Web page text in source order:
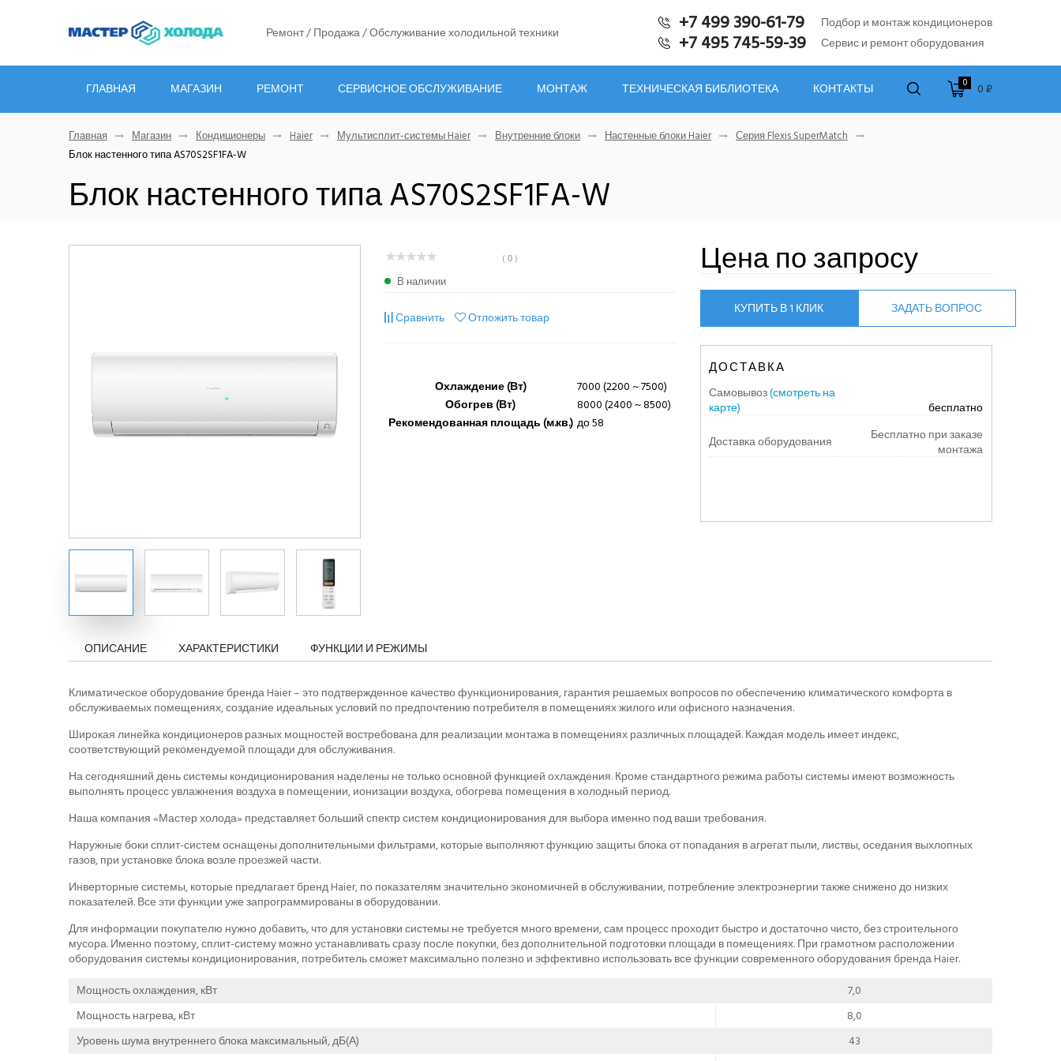
Ремонт / Продажа / Обслуживание холодильной техники +7 499 390-61-79 Подбор и монтаж кондиционеров
+7 495 745-59-39 Сервис и ремонт оборудования
ГЛАВНАЯ МАГАЗИН РЕМОНТ СЕРВИСНОЕ ОБСЛУЖИВАНИЕ МОНТАЖ ТЕХНИЧЕСКАЯ БИБЛИОТЕКА КОНТАКТЫ 0 0 ₽
Главная Магазин Кондиционеры Haier Мультисплит-системы Haier Внутренние блоки Настенные блоки Haier
Серия Flexis SuperMatch
Блок настенного типа AS70S2SF1FA-W
Блок настенного типа AS70S2SF1FA-W
( 0 )
В наличии
Сравнить Отложить товар
Охлаждение (Вт)
7000 (2200 ~ 7500)
Обогрев (Вт)
8000 (2400 ~ 8500)
Рекомендованная площадь (м.кв.) до 58
Цена по запросу
КУПИТЬ В 1 КЛИК ЗАДАТЬ ВОПРОС
ДОСТАВКА
Самовывоз(смотреть на
карте)
бесплатно
Доставка оборудования
Бесплатно при заказе
монтажа
ОПИСАНИЕ ХАРАКТЕРИСТИКИ ФУНКЦИИ И РЕЖИМЫ
Климатическое оборудование бренда Haier – это подтвержденное качество функционирования, гарантия решаемых вопросов по обеспечению климатического комфорта в
обслуживаемых помещениях, создание идеальных условий по предпочтению потребителя в помещениях жилого или офисного назначения.
Широкая линейка кондиционеров разных мощностей востребована для реализации монтажа в помещениях различных площадей. Каждая модель имеет индекс,
соответствующий рекомендуемой площади для обслуживания.
На сегодняшний день системы кондиционирования наделены не только основной функцией охлаждения. Кроме стандартного режима работы системы имеют возможность
выполнять процесс увлажнения воздуха в помещении, ионизации воздуха, обогрева помещения в холодный период.
Наша компания «Мастер холода» представляет больший спектр систем кондиционирования для выбора именно под ваши требования.
Наружные боки сплит-систем оснащены дополнительными фильтрами, которые выполняют функцию защиты блока от попадания в агрегат пыли, листвы, оседания выхлопных
газов, при установке блока возле проезжей части.
Инверторные системы, которые предлагает бренд Haier, по показателям значительно экономичней в обслуживании, потребление электроэнергии также снижено до низких
показателей. Все эти функции уже запрограммированы в оборудовании.
Для информации покупателю нужно добавить, что для установки системы не требуется много времени, сам процесс проходит быстро и достаточно чисто, без строительного
мусора. Именно поэтому, сплит-систему можно устанавливать сразу после покупки, без дополнительной подготовки площади в помещениях. При грамотном расположении
оборудования системы кондиционирования, потребитель сможет максимально полезно и эффективно использовать все функции современного оборудования бренда Haier.
Мощность охлаждения, кВт
7,0
Мощность нагрева, кВт
8,0
Уровень шума внутреннего блока максимальный, дБ(А)
43